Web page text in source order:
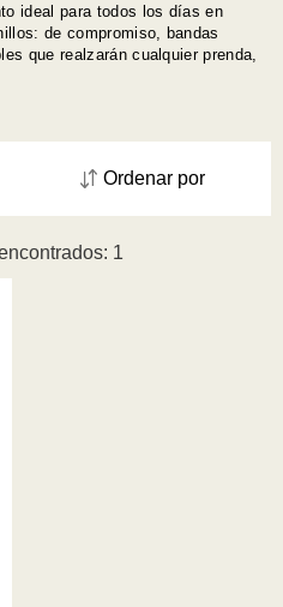
ideal para todos los días en
de compromiso, bandas
que realzarán cualquier prenda,
1
Ordenar por